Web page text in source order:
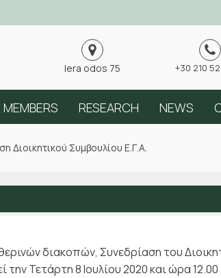
Iera odos 75 +30 210
MEMBERS RESEARCH NEWS
Διοικητικού Συμβουλίου Ε.Γ.Α.
διακοπών, Συνεδρίαση του
Τετάρτη 8 Ιουλίου 2020 και ώρα 12.00